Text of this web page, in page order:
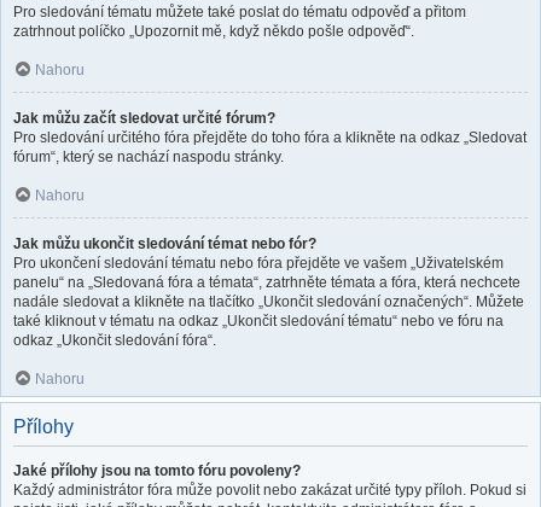
Pro sledování tématu můžete také poslat do tématu odpověď a přitom
zatrhnout políčko „Upozornit mě, když někdo pošle odpověď“.
Nahoru
Jak můžu začít sledovat určité fórum?
Pro sledování určitého fóra přejděte do toho fóra a klikněte na odkaz „Sledovat
fórum“, který se nachází naspodu stránky.
Nahoru
Jak můžu ukončit sledování témat nebo fór?
Pro ukončení sledování tématu nebo fóra přejděte ve vašem „Uživatelském
panelu“ na „Sledovaná fóra a témata“, zatrhněte témata a fóra, která nechcete
nadále sledovat a klikněte na tlačítko „Ukončit sledování označených“. Můžete
také kliknout v tématu na odkaz „Ukončit sledování tématu“ nebo ve fóru na
odkaz „Ukončit sledování fóra“.
Nahoru
Přílohy
Jaké přílohy jsou na tomto fóru povoleny?
Každý administrátor fóra může povolit nebo zakázat určité typy příloh. Pokud si